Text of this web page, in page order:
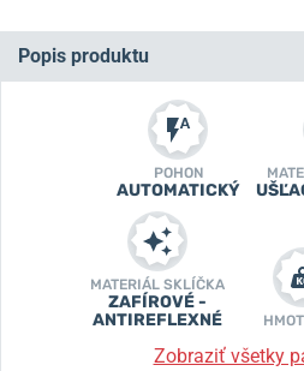
Popis produktu
POHON
AUTOMATICKÝ
MATERIÁL SKLÍČKA
ZAFÍROVÉ -
ANTIREFLEXNÉ
Zobraziť všetky